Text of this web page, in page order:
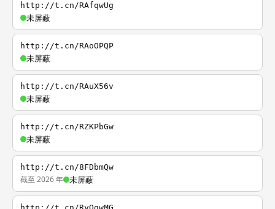
http://t.cn/RAfqwUg
未屏蔽
http://t.cn/RAoOPQP
未屏蔽
http://t.cn/RAuX56v
未屏蔽
http://t.cn/RZKPbGw
未屏蔽
http://t.cn/8FDbmQw
截至 2026 年 未屏蔽